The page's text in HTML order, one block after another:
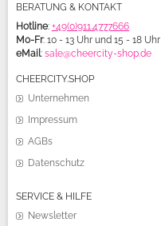
BERATUNG & KONTAKT
Hotline: +49(0)911.4777666
Mo-Fr: 10 - 13 Uhr und 15 - 18 Uhr
eMail: sale@cheercity-shop.de
CHEERCITY.SHOP
Unternehmen
Impressum
AGBs
Datenschutz
SERVICE & HILFE
Newsletter